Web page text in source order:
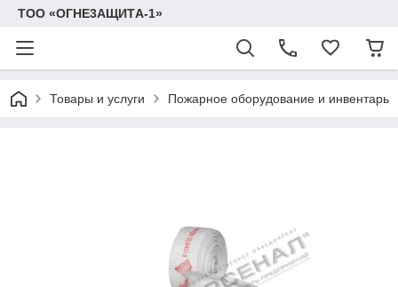
TOO «OГHE3AЩИTА-1»
Товары и услуги Пожарное оборудование и инвентарь